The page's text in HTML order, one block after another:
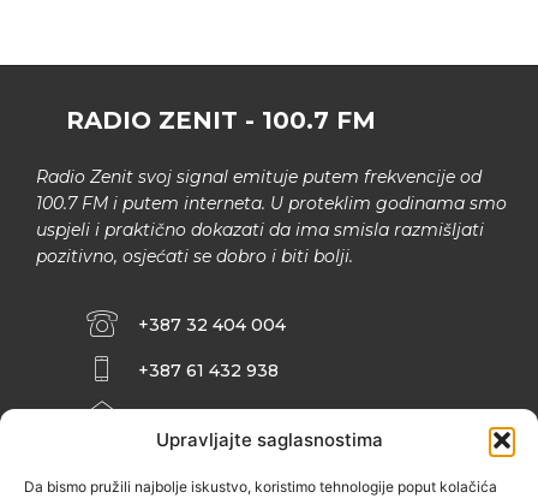
Upravljajte saglasnostima
Da bismo pružili najbolje iskustvo, koristimo tehnologije poput kolačića
RADIO ZENIT - 100.7 FM
Radio Zenit svoj signal emituje putem frekvencije od
100.7 FM i putem interneta. U proteklim godinama smo
uspjeli i praktično dokazati da ima smisla razmišljati
pozitivno, osjećati se dobro i biti bolji.
+387 32 404 004
+387 61 432 938
INFO@ZENIT.BA
ZENIČANKA, 3. SPRAT), 72000 ZENICA